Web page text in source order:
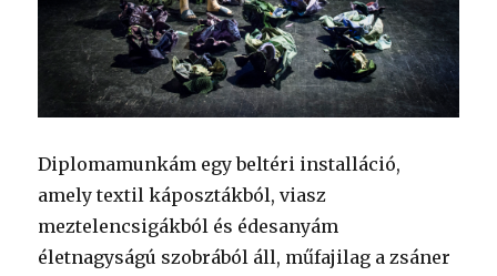
Diplomamunkám egy beltéri installáció,
amely textil káposztákból, viasz
meztelencsigákból és édesanyám
életnagyságú szobrából áll, műfajilag a zsáner